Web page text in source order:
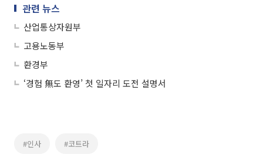
관련 뉴스
산업통상자원부
고용노동부
환경부
‘경험 無도 환영’ 첫 일자리 도전 설명서
#인사 #코트라